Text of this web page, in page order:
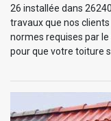
26 installée dans
travaux que nos
normes requises par
pour que votre toiture